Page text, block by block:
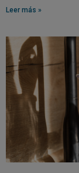
Leer más »